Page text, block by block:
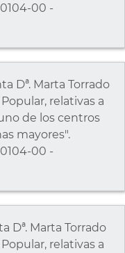
00 -
Dª. Marta Torrado
relativas a
de los centros
mayores".
00 -
Dª. Marta Torrado
relativas a